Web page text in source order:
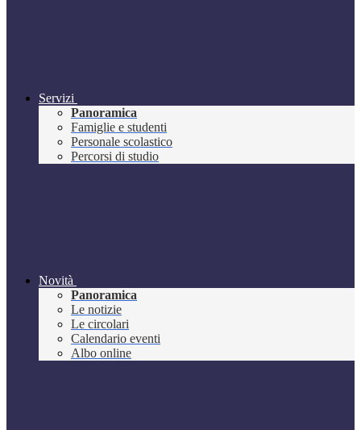
Servizi
Panoramica
Famiglie e studenti
Personale scolastico
Percorsi di studio
Novità
Panoramica
Le notizie
Le circolari
Calendario eventi
Albo online